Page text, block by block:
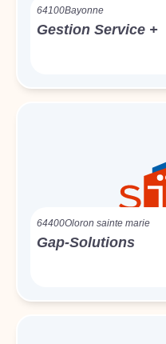
64100Bayonne
Gestion Service +
64400Oloron sainte marie
Gap-Solutions